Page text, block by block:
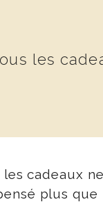
les
cadeaux
plus